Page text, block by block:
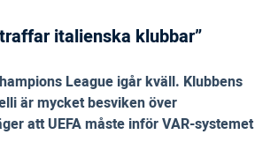
italienska klubbar”
League igår kväll. Klubbens
är mycket besviken över
att UEFA måste inför VAR-systemet